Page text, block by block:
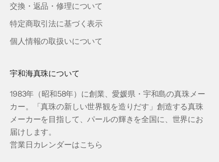
交換・返品・修理について
特定商取引法に基づく表示
個人情報の取扱いについて
宇和海真珠について
1983年（昭和58年）に創業、愛媛県・宇和島の真珠メー
カー。「真珠の新しい世界観を造りだす」創造する真珠
メーカーを目指して、パールの輝きを全国に、世界にお
届けします。
営業日カレンダーはこちら